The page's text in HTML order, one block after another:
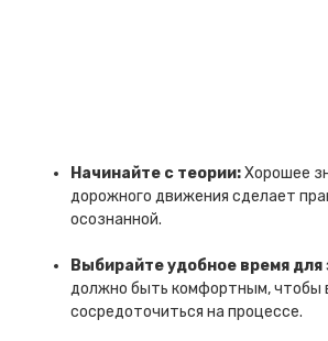
Начинайте с теории:Хорошее
дорожного движения сделает
осознанной.
Выбирайте удобное время для
должно быть комфортным, чтобы
сосредоточиться на процессе.